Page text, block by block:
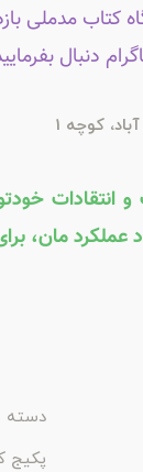
کتاب مدملی
دنبال
کوچه 1
و انتقادات
عملکرد مان،
دسته
پکیج